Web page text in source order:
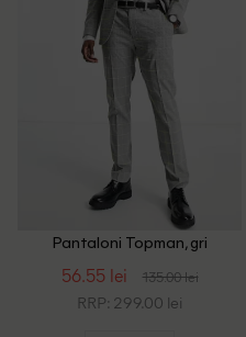
Pantaloni Topman, gri
56.55 lei 135.00 lei
RRP: 299.00 lei